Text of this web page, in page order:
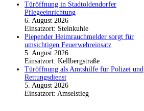
Türöffnung in Stadtoldendorfer
Pflegeeinrichtung
6. August 2026
Einsatzort: Steinkuhle
Piepender Heimrauchmelder sorgt für
umsichtigen Feuerwehreinsatz
5. August 2026
Einsatzort: Kellbergstraße
Türöffnung als Amtshilfe für Polizei und
Rettungsdienst
5. August 2026
Einsatzort: Amselstieg